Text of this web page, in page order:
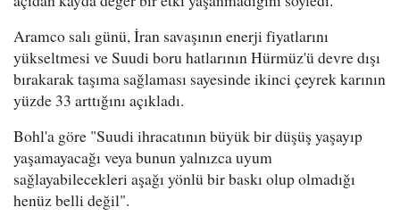
Aramco salı günü, İran savaşının enerji fiyatlarını
yükseltmesi ve Suudi boru hatlarının Hürmüz'ü devre dışı
bırakarak taşıma sağlaması sayesinde ikinci çeyrek karının
yüzde 33 arttığını açıkladı.
Bohl'a göre "Suudi ihracatının büyük bir düşüş yaşayıp
yaşamayacağı veya bunun yalnızca uyum
sağlayabilecekleri aşağı yönlü bir baskı olup olmadığı
henüz belli değil".